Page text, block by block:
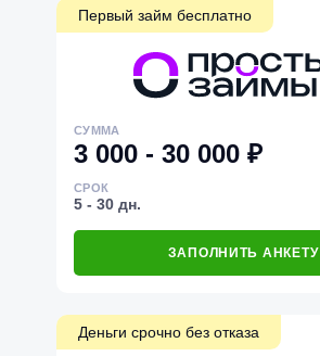
Первый займ бесплатно
СУММА
3 000 - 30 000 ₽
СРОК
5 - 30 дн.
ЗАПОЛНИТЬ АНКЕТУ
Деньги срочно без отказа